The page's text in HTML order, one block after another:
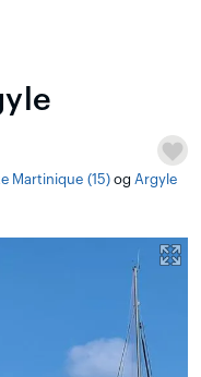
Martinique (15)og Argyle